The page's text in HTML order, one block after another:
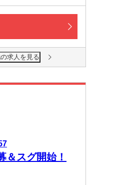
求人を見る
＆スグ開始！